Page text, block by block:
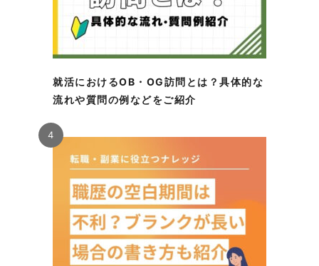
就活におけるOB・OG訪問とは？具体的な
流れや質問の例などをご紹介
4